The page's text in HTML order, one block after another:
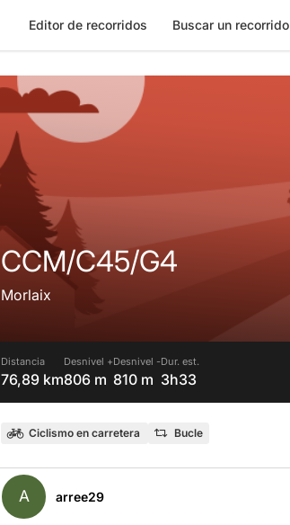
Editor de recorridos Buscar un recorrido
CCM/C45/G4
Morlaix
Distancia
76,89 km
Desnivel +
806 m
Desnivel -
810 m
Dur. est.
3h33
Ciclismo en carretera Bucle
A arree29